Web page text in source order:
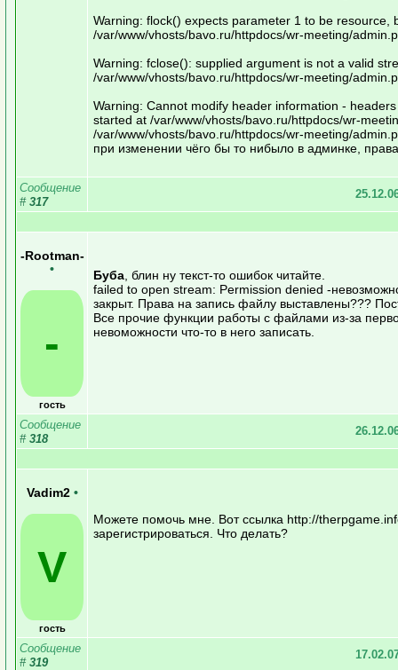
Warning: flock() expects parameter 1 to be resource,
/var/www/vhosts/bavo.ru/httpdocs/wr-meeting/
Warning: fclose(): supplied argument is not a valid
/var/www/vhosts/bavo.ru/httpdocs/wr-meeting/
Warning: Cannot modify header information -
started at /var/www/vhosts/bavo.ru/httpdocs/wr-
/var/www/vhosts/bavo.ru/httpdocs/wr-meeting/
при изменении чёго бы то нибыло в админке,
Сообщение
# 317
-Rootman-
•
-
гость
Буба , блин ну текст-то ошибок читайте.
failed to open stream: Permission denied -
закрыт. Права на запись файлу выставлены???
Все прочие функции работы с файлами из-за
невоможности что-то в него записать.
Сообщение
# 318
Vadim2 •
V
гость
Можете помочь мне. Вот ссылка http://
зарегистрироваться. Что делать?
Сообщение
# 319